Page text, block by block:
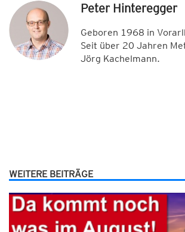
Peter Hinteregger
Geboren 1968 in
Seit über 20 Jahren
Jörg Kachelmann.
WEITERE BEITRÄGE